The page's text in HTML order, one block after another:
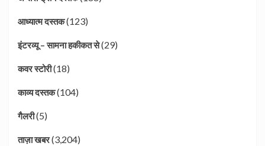
आध्यात्म दस्तक(123)
इंटरव्यू – सामना हकीकत से(29)
कवर स्टोरी(18)
काव्य दस्तक(104)
गैलरी(5)
ताज़ा खबर(3,204)